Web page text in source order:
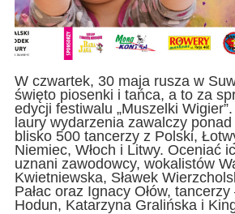
W czwartek, 30 maja rusza w
święto piosenki i tańca, a to za
edycji festiwalu „Muszelki
laury wydarzenia zawalczy
blisko 500 tancerzy z Polski,
Niemiec, Włoch i Litwy. Oceniać
uznani zawodowcy, wokalistów
Kwietniewska, Sławek
Pałac oraz Ignacy Ołów,
Hodun, Katarzyna Gralińska i